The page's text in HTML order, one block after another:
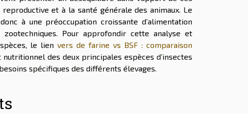
et à la santé générale des animaux. Le
à une préoccupation croissante d’alimentation
Pour approfondir cette analyse et
le lien vers de farine vs BSF : comparaison
des deux principales espèces d’insectes
spécifiques des différents élevages.